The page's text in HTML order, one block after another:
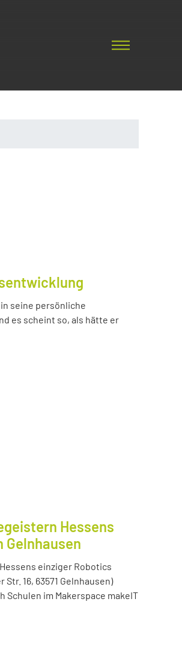
seine persönliche
es scheint so, als hätte er
Hessens
Gelnhausen
einziger Robotics
16, 63571 Gelnhausen)
Schulen im Makerspace makeIT